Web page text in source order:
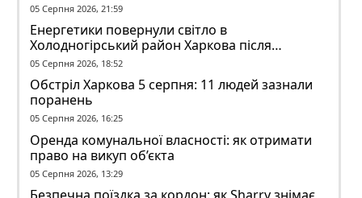
05 Серпня 2026, 21:59
Енергетики повернули світло в
Холодногірський район Харкова після
ворожого обстрілу
05 Серпня 2026, 18:52
Обстріл Харкова 5 серпня: 11 людей зазнали
поранень
05 Серпня 2026, 16:25
Оренда комунальної власності: як отримати
право на викуп об’єкта
05 Серпня 2026, 13:29